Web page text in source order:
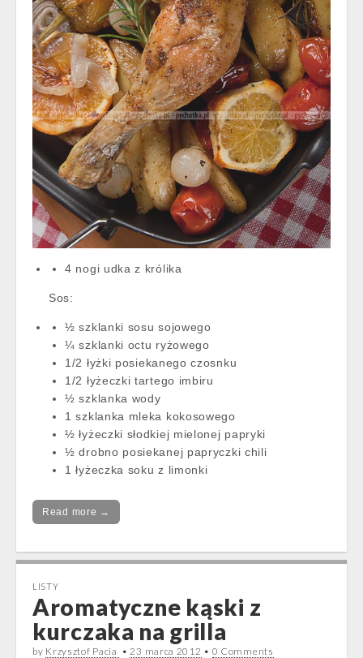
4 nogi udka z królika
Sos:
½ szklanki sosu sojowego
¼ szklanki octu ryżowego
1/2 łyżki posiekanego czosnku
1/2 łyżeczki tartego imbiru
½ szklanka wody
1 szklanka mleka kokosowego
½ łyżeczki słodkiej mielonej papryki
½ drobno posiekanej papryczki chili
1 łyżeczka soku z limonki
Read more →
LISTY
Aromatyczne kąski z
kurczaka na grilla
by Krzysztof Pacia • 23 marca 2012 • 0 Comments